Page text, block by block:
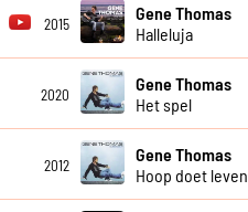
2015
Gene Thomas
Halleluja
2020
Gene Thomas
Het spel
2012
Gene Thomas
Hoop doet leven